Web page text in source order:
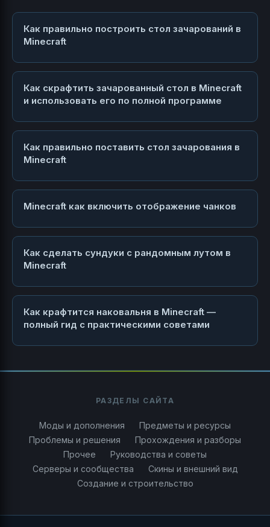
Как правильно построить стол зачарований в
Minecraft
Как скрафтить зачарованный стол в Minecraft
и использовать его по полной программе
Как правильно поставить стол зачарования в
Minecraft
Minecraft как включить отображение чанков
Как сделать сундуки с рандомным лутом в
Minecraft
Как крафтится наковальня в Minecraft —
полный гид с практическими советами
РАЗДЕЛЫ САЙТА
Моды и дополнения
Предметы и ресурсы
Проблемы и решения
Прохождения и разборы
Прочее
Руководства и советы
Серверы и сообщества
Скины и внешний вид
Создание и строительство